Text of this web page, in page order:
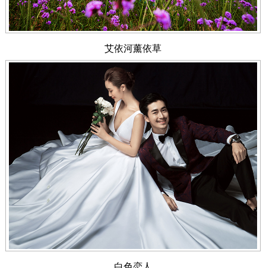
艾依河薰依草